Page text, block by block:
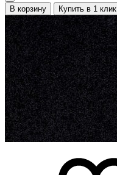
В корзину Купить в 1 клик